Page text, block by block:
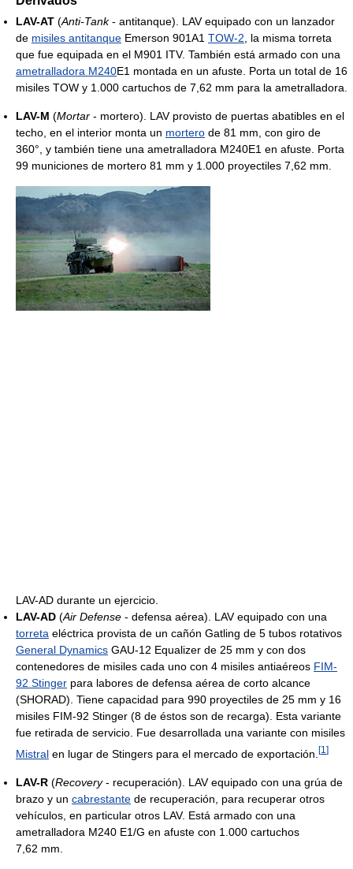
LAV-AT (Anti-Tank- antitanque). LAV equipado con un lanzador
de misiles antitanque Emerson 901A1 TOW-2 , la misma torreta
que fue equipada en el M901 ITV. También está armado con una
ametralladora M240E1 montada en un afuste. Porta un total de 16
misiles TOW y 1.000 cartuchos de 7,62 mm para la ametralladora.
LAV-M (Mortar - mortero). LAV provisto de puertas abatibles en el
techo, en el interior monta un mortero de 81 mm, con giro de
360°, y también tiene una ametralladora M240E1 en afuste. Porta
99 municiones de mortero 81 mm y 1.000 proyectiles 7,62 mm.
LAV-AD durante un ejercicio.
LAV-AD (Air Defense - defensa aérea). LAV equipado con una
torreta eléctrica provista de un cañón Gatling de 5 tubos rotativos
General Dynamics GAU-12 Equalizer de 25 mm y con dos
contenedores de misiles cada uno con 4 misiles antiaéreos FIM-
92 Stinger para labores de defensa aérea de corto alcance
(SHORAD). Tiene capacidad para 990 proyectiles de 25 mm y 16
misiles FIM-92 Stinger (8 de éstos son de recarga). Esta variante
fue retirada de servicio. Fue desarrollada una variante con misiles
Mistral en lugar de Stingers para el mercado de exportación. [1 ]
LAV-R (Recovery- recuperación). LAV equipado con una grúa de
brazo y un cabrestante de recuperación, para recuperar otros
vehículos, en particular otros LAV. Está armado con una
ametralladora M240 E1/G en afuste con 1.000 cartuchos
7,62 mm.